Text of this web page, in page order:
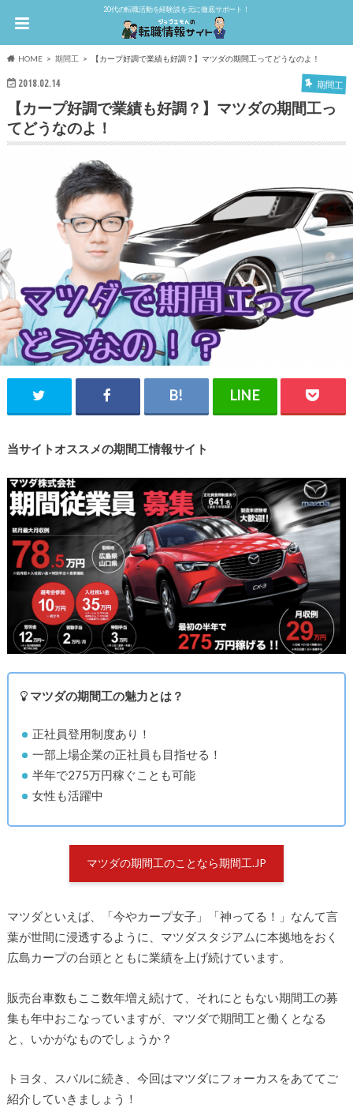
20代の転職活動を経験談を元に徹底サポート！
HOME 期間工 【カープ好調で業績も好調？】マツダの期間工ってどうなのよ！
2018.02.14 期間工
【カープ好調で業績も好調？】マツダの期間工っ
てどうなのよ！
当サイトオススメの期間工情報サイト
マツダの期間工の魅力とは？
正社員登用制度あり！
一部上場企業の正社員も目指せる！
半年で275万円稼ぐことも可能
女性も活躍中
マツダの期間工のことなら期間工.JP
マツダといえば、「今やカープ女子」「神ってる！」なんて言
葉が世間に浸透するように、マツダスタジアムに本拠地をおく
広島カープの台頭とともに業績を上げ続けています。
販売台車数もここ数年増え続けて、それにともない期間工の募
集も年中おこなっていますが、マツダで期間工と働くとなる
と、いかがなものでしょうか？
トヨタ、スバルに続き、今回はマツダにフォーカスをあててご
紹介していきましょう！